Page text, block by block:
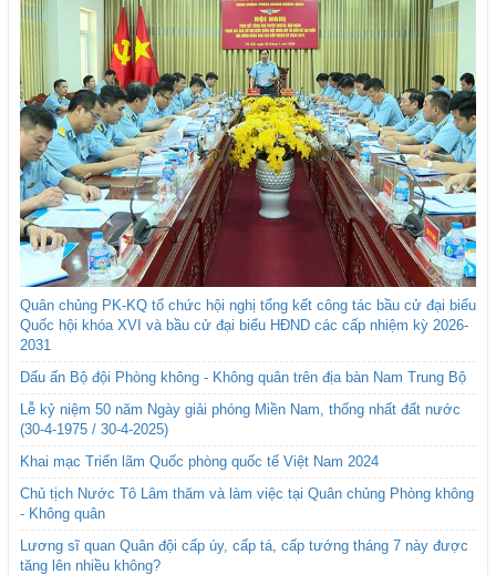
Quân chủng PK-KQ tổ chức hội nghị tổng kết công tác bầu cử đại biểu
Quốc hội khóa XVI và bầu cử đại biểu HĐND các cấp nhiệm kỳ 2026-
2031
Dấu ấn Bộ đội Phòng không - Không quân trên địa bàn Nam Trung Bộ
Lễ kỷ niệm 50 năm Ngày giải phóng Miền Nam, thống nhất đất nước
(30-4-1975 / 30-4-2025)
Khai mạc Triển lãm Quốc phòng quốc tế Việt Nam 2024
Chủ tịch Nước Tô Lâm thăm và làm việc tại Quân chủng Phòng không
- Không quân
Lương sĩ quan Quân đội cấp úy, cấp tá, cấp tướng tháng 7 này được
tăng lên nhiều không?